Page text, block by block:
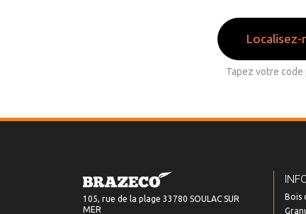
Localisez-
105, rue de la plage 33780 SOULAC SUR
MER
Bois